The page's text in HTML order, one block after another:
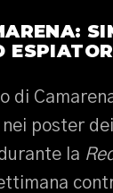
di
poster
la